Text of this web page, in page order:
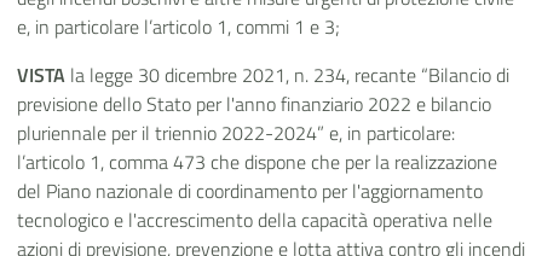
e, in particolare l’articolo 1, commi 1 e 3;
VISTA la legge 30 dicembre 2021, n. 234, recante “Bilancio di
previsione dello Stato per l'anno finanziario 2022 e bilancio
pluriennale per il triennio 2022-2024” e, in particolare:
l’articolo 1, comma 473 che dispone che per la realizzazione
del Piano nazionale di coordinamento per l'aggiornamento
tecnologico e l'accrescimento della capacità operativa nelle
azioni di previsione, prevenzione e lotta attiva contro gli incendi